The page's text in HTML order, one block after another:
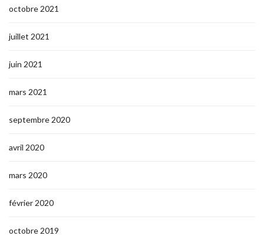
octobre 2021
juillet 2021
juin 2021
mars 2021
septembre 2020
avril 2020
mars 2020
février 2020
octobre 2019